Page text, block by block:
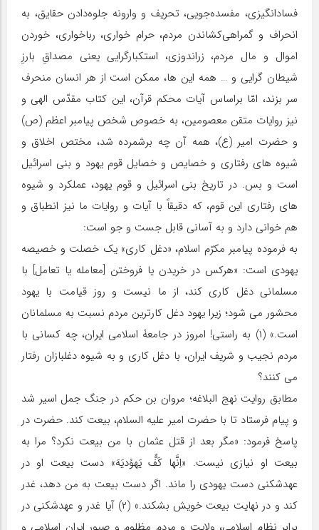
فسادانگیزی، مفسده‌جویی، تحریف و وارونه جلوه‌دادن حقایق، به
انحراف و گمراهی‌کشاندن مردم، حرام خواری، رباخواری، خوردن
اموال و مال مردم، زراندوزی، استکبارگرایی یعنی مصداقِ بارزِ
شیطان گرایی و … همه این ها، ممکن است از هر انسان منحرف
سر بزند، امّا براساس آیات محکم قرآن، این کتاب مقدّس الهی و
نیز روایات متقن معصومین، به خصوص شخص پیامبر اعظم (ص)
و حضرت امیر (ع)، همه آن چه برشمرده شد، مختص اخلاق و
شیوه های رفتاری و خصایص و خصایل قوم یهود و بنی اسرائیل
است و بس. در تاریخ بنی اسرائیل و قوم یهود، عملکرد و شیوه
های رفتاری این قوم، که دقیقاً با آیات و روایات ما نیز انطباق و
هم خوانی دارد و به آسانی قابل جست و جو است:
به فرموده پیامبر مکرّم اسلام، «دغل کاری» یک خصلت و خصیصه
یهودی است: «هرکس در خریدن یا فروختن [معامله یا تعامل] با
مسلمانی دغل کاری کند، از ما نیست و روز قیامت با یهود
محشور می شود؛ زیرا یهود دغل کارترین مردم نسبت به مسلمانان
است.» (۱) به راستی! امروز در جامعۀ اسلامی ایران، چه کسانی با
مردم نجیب و شریف ایران، با دغل کاری و به شیوه دغلبازان رفتار
می کنند؟
مطابق روایت نهج البلاغه؛ مروان بن حکم در جنگ جمل اسیر شد
و پیام فرستاد تا با حضرت امیر علیه السلام، بیعت کند. حضرت در
پاسخ فرمود: «مگر بعد از قتل عثمان با من بیعت نکرد؟ مرا به
بیعت او نیازی نیست. «اِنَّها کَفٌّ یَهوُدیَهَ» دست بیعت او در
عهدشکنی دست یهودی را ماند. اگر دست بیعت به من دهد، غدر
کند و در نهایت بیعت خویش بشکند.» (۲) آیا غدر و عهدشکنی در